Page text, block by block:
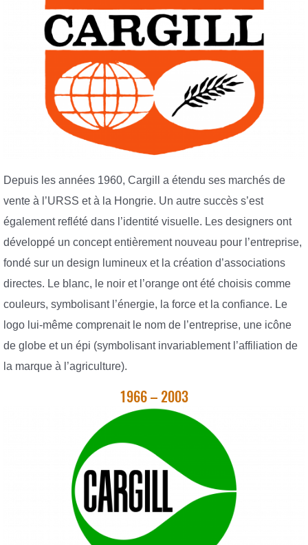
Depuis les années 1960, Cargill a étendu ses marchés de
vente à l’URSS et à la Hongrie. Un autre succès s’est
également reflété dans l’identité visuelle. Les designers ont
développé un concept entièrement nouveau pour l’entreprise,
fondé sur un design lumineux et la création d’associations
directes. Le blanc, le noir et l’orange ont été choisis comme
couleurs, symbolisant l’énergie, la force et la confiance. Le
logo lui-même comprenait le nom de l’entreprise, une icône
de globe et un épi (symbolisant invariablement l’affiliation de
la marque à l’agriculture).
1966 – 2003